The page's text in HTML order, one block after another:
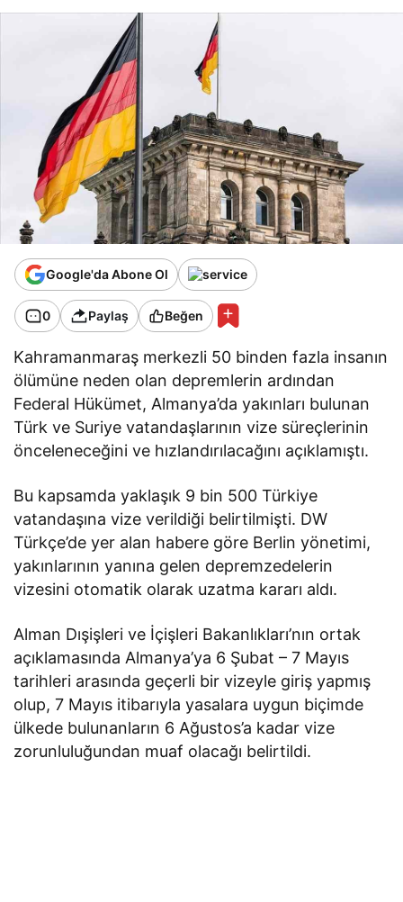
Google'da Abone Ol
0 Paylaş Beğen
Kahramanmaraş merkezli 50 binden fazla insanın
ölümüne neden olan depremlerin ardından
Federal Hükümet, Almanya’da yakınları bulunan
Türk ve Suriye vatandaşlarının vize süreçlerinin
önceleneceğini ve hızlandırılacağını açıklamıştı.
Bu kapsamda yaklaşık 9 bin 500 Türkiye
vatandaşına vize verildiği belirtilmişti. DW
Türkçe’de yer alan habere göre Berlin yönetimi,
yakınlarının yanına gelen depremzedelerin
vizesini otomatik olarak uzatma kararı aldı.
Alman Dışişleri ve İçişleri Bakanlıkları’nın ortak
açıklamasında Almanya’ya 6 Şubat – 7 Mayıs
tarihleri arasında geçerli bir vizeyle giriş yapmış
olup, 7 Mayıs itibarıyla yasalara uygun biçimde
ülkede bulunanların 6 Ağustos’a kadar vize
zorunluluğundan muaf olacağı belirtildi.